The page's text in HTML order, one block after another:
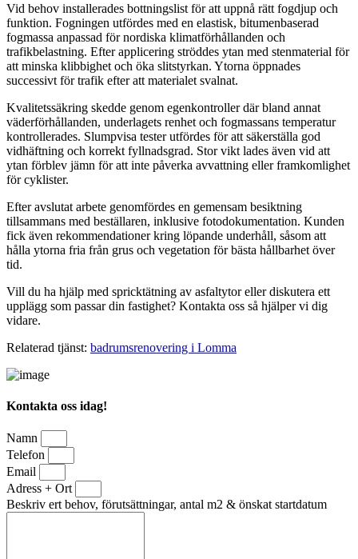
Vid behov installerades bottningslist för att uppnå rätt fogdjup och
funktion. Fogningen utfördes med en elastisk, bitumenbaserad
fogmassa anpassad för nordiska klimatförhållanden och
trafikbelastning. Efter applicering ströddes ytan med stenmaterial för
att minska klibbighet och öka slitstyrkan. Ytorna öppnades
successivt för trafik efter att materialet svalnat.
Kvalitetssäkring skedde genom egenkontroller där bland annat
väderförhållanden, underlagets renhet och fogmassans temperatur
kontrollerades. Slumpvisa tester utfördes för att säkerställa god
vidhäftning och korrekt fyllnadsgrad. Stor vikt lades även vid att
ytan förblev jämn för att inte påverka avvattning eller framkomlighet
för cyklister.
Efter avslutat arbete genomfördes en gemensam besiktning
tillsammans med beställaren, inklusive fotodokumentation. Kunden
fick även rekommendationer kring löpande underhåll, såsom att
hålla ytorna fria från grus och vegetation för bästa hållbarhet över
tid.
Vill du ha hjälp med spricktätning av asfaltytor eller diskutera ett
upplägg som passar din fastighet? Kontakta oss så hjälper vi dig
vidare.
Relaterad tjänst: badrumsrenovering i Lomma
Kontakta oss idag!
Namn
Telefon
Email
Adress + Ort
Beskriv ert behov, förutsättningar, antal m2 & önskat startdatum